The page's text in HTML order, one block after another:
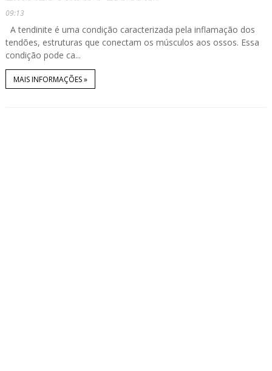
09:13
A tendinite é uma condição caracterizada pela inflamação dos
tendões, estruturas que conectam os músculos aos ossos. Essa
condição pode ca...
MAIS INFORMAÇÕES »